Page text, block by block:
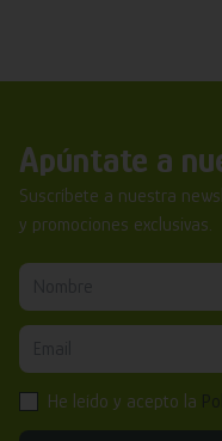
Apúntate a
Suscríbete a nuestra
y promociones exclusivas.
He leído y acepto la